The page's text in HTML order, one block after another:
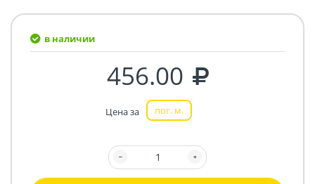
в наличии
456.00
Цена за пог. м.